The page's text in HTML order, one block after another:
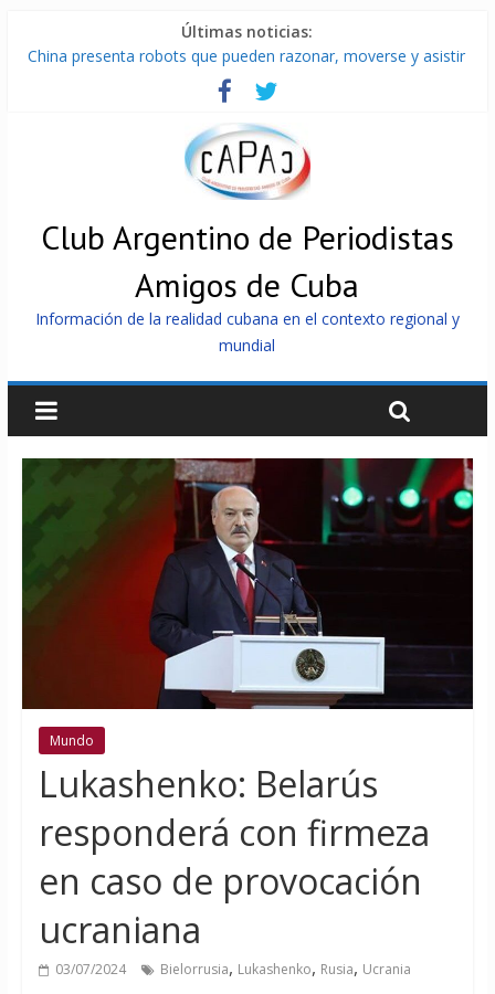
Últimas noticias:
China presenta robots que pueden razonar, moverse y asistir
Nuevas sanciones de EEUU contra Cuba apuntan a la
cooperación militar con Rusia y China
Brutal represión contra los que marchan para que no se
Distribuyen en Cuba Equipos fotovoltaicos recibidos desde
Argentina
Milei firmó memorándum con EE.UU sin informarlo
Club Argentino de Periodistas
Amigos de Cuba
Información de la realidad cubana en el contexto regional y
mundial
Mundo
Lukashenko: Belarús
responderá con firmeza
en caso de provocación
ucraniana
03/07/2024 Bielorrusia, Lukashenko, Rusia, Ucrania